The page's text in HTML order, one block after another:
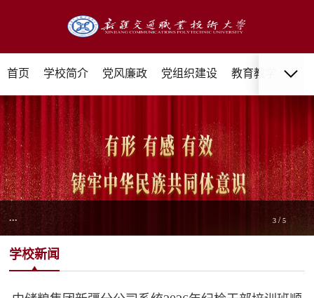
首页 学校简介 党风廉政 党组织建设 教育教学 招
... 3 /5
学校新闻